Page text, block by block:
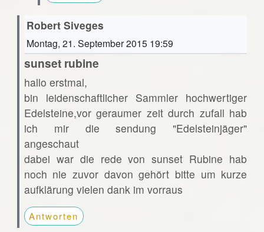
Robert Siveges
Montag, 21. September 2015 19:59
sunset rubine
hallo erstmal,
bin leidenschaftlicher Sammler hochwertiger
Edelsteine,vor geraumer zeit durch zufall hab
ich mir die sendung "Edelsteinjäger"
angeschaut
dabei war die rede von sunset Rubine hab
noch nie zuvor davon gehört bitte um kurze
aufklärung vielen dank im vorraus
Antworten